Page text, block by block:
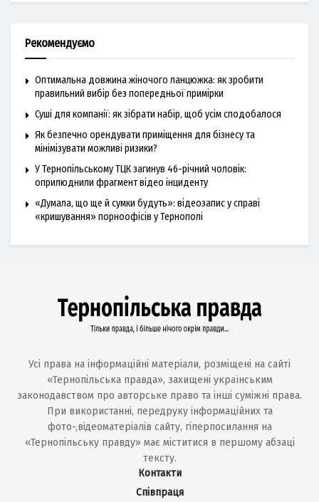
Рекомендуємо
Оптимальна довжина жіночого ланцюжка: як зробити
правильний вибір без попередньої примірки
Суші для компанії: як зібрати набір, щоб усім сподобалося
Як безпечно орендувати приміщення для бізнесу та
мінімізувати можливі ризики?
У Тернопільському ТЦК загинув 46-річний чоловік:
оприлюднили фрагмент відео інциденту
«Думала, що ще й сумки будуть»: відеозапис у справі
«кришування» порноофісів у Тернополі
Усі права на інформаційні матеріали, розміщені на сайті
«Тернопільська правда», захищені українським
законодавством про авторське право та інші суміжні права.
При використанні, передруку інформаційних та
фото-,відеоматеріалів сайту, гіперпосилання на
«Тернопільську правду» має міститися в першому абзаці
тексту.
Контакти
Співпраця